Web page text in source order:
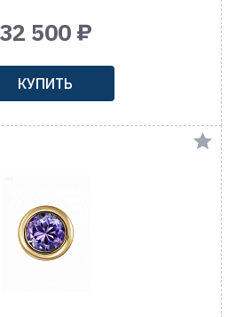
32 500 ₽
КУПИТЬ